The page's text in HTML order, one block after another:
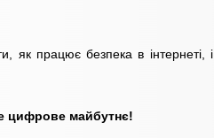
як працює безпека в інтернеті, і
цифрове майбутнє!